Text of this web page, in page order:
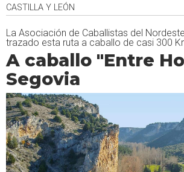
CASTILLA Y LEÓN
La Asociación de Caballistas del
trazado esta ruta a caballo de casi 300
A caballo "Entre
Segovia